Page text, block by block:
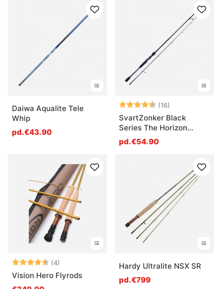
Daiwa Aqualite Tele
Whip
pd.€43.90
Note: (16)
SvartZonker Black
Series The Horizon
Spinning
pd.€54.90
Note: (4)
Vision Hero Flyrods
Hardy Ultralite NSX SR
pd.€799